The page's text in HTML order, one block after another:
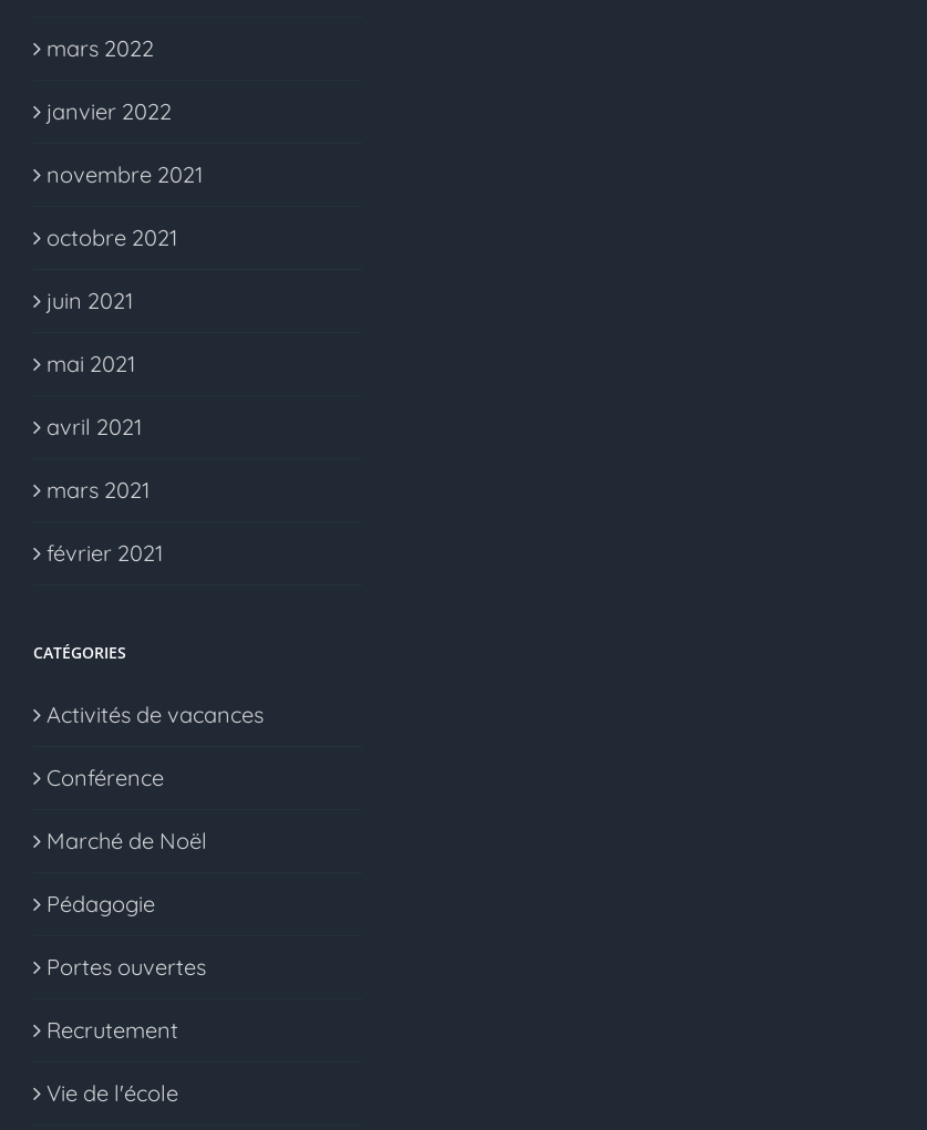
mars 2022
janvier 2022
novembre 2021
octobre 2021
juin 2021
mai 2021
avril 2021
mars 2021
février 2021
CATÉGORIES
Activités de vacances
Conférence
Marché de Noël
Pédagogie
Portes ouvertes
Recrutement
Vie de l'école